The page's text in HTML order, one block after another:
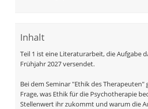
Inhalt
Teil 1 ist eine Literaturarbeit, die Aufgabe
Frühjahr 2027 versendet.
Bei dem Seminar "Ethik des Therapeuten"
Frage, was Ethik für die Psychotherapie
Stellenwert ihr zukommt und warum die